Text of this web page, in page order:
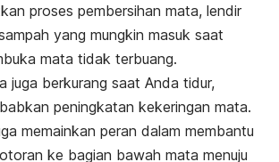
proses pembersihan mata, lendir
yang mungkin masuk saat
mata tidak terbuang.
juga berkurang saat Anda tidur,
peningkatan kekeringan mata.
memainkan peran dalam membantu
ke bagian bawah mata menuju